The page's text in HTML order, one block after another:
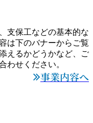
支保工などの基本的な
は下のバナーからご覧
えるかどうかなど、ご
わせください。
事業内容へ